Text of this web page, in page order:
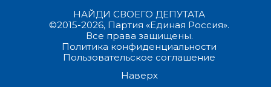
НАЙДИ СВОЕГО ДЕПУТАТА
©2015-2026, Партия «Единая Россия».
Все права защищены.
Политика конфиденциальности
Пользовательское соглашение
Наверх